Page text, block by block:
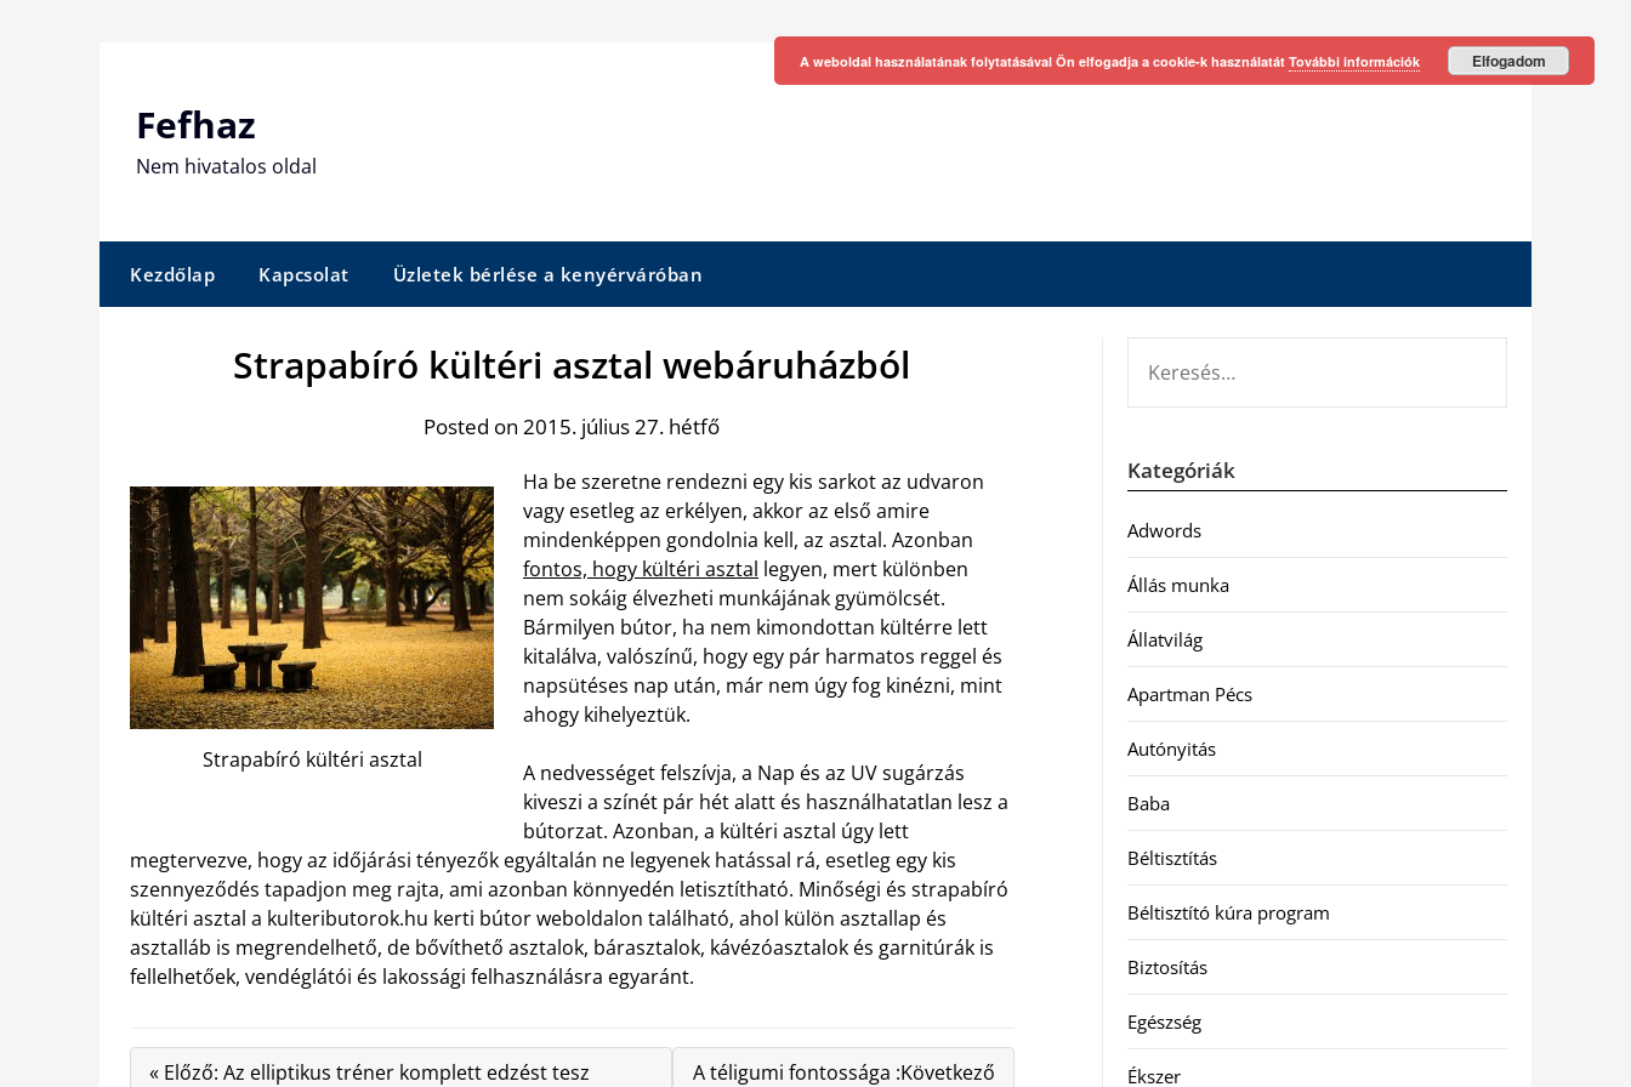
Fefhaz
Nem hivatalos oldal
Kezdőlap Kapcsolat Üzletek bérlése a kenyérváróban
Strapabíró kültéri asztal webáruházból
Posted on 2015. július 27. hétfő
Strapabíró kültéri asztal
Ha be szeretne rendezni egy kis sarkot az udvaron
vagy esetleg az erkélyen, akkor az első amire
mindenképpen gondolnia kell, az asztal. Azonban
fontos, hogy kültéri asztal legyen, mert különben
nem sokáig élvezheti munkájának gyümölcsét.
Bármilyen bútor, ha nem kimondottan kültérre lett
kitalálva, valószínű, hogy egy pár harmatos reggel és
napsütéses nap után, már nem úgy fog kinézni, mint
ahogy kihelyeztük.
A nedvességet felszívja, a Nap és az UV sugárzás
kiveszi a színét pár hét alatt és használhatatlan lesz a
bútorzat. Azonban, a kültéri asztal úgy lett
megtervezve, hogy az időjárási tényezők egyáltalán ne legyenek hatással rá, esetleg egy kis
szennyeződés tapadjon meg rajta, ami azonban könnyedén letisztítható. Minőségi és strapabíró
kültéri asztal a kulteributorok.hu kerti bútor weboldalon található, ahol külön asztallap és
asztalláb is megrendelhető, de bővíthető asztalok, bárasztalok, kávézóasztalok és garnitúrák is
fellelhetőek, vendéglátói és lakossági felhasználásra egyaránt.
« Előző: Az elliptikus tréner komplett edzést tesz A téligumi fontossága :Következő
Kategóriák
Adwords
Állás munka
Állatvilág
Apartman Pécs
Autónyitás
Baba
Béltisztítás
Béltisztító kúra program
Biztosítás
Egészség
Ékszer
A weboldal használatának folytatásával Ön elfogadja a cookie-k használatát További információk Elfogadom